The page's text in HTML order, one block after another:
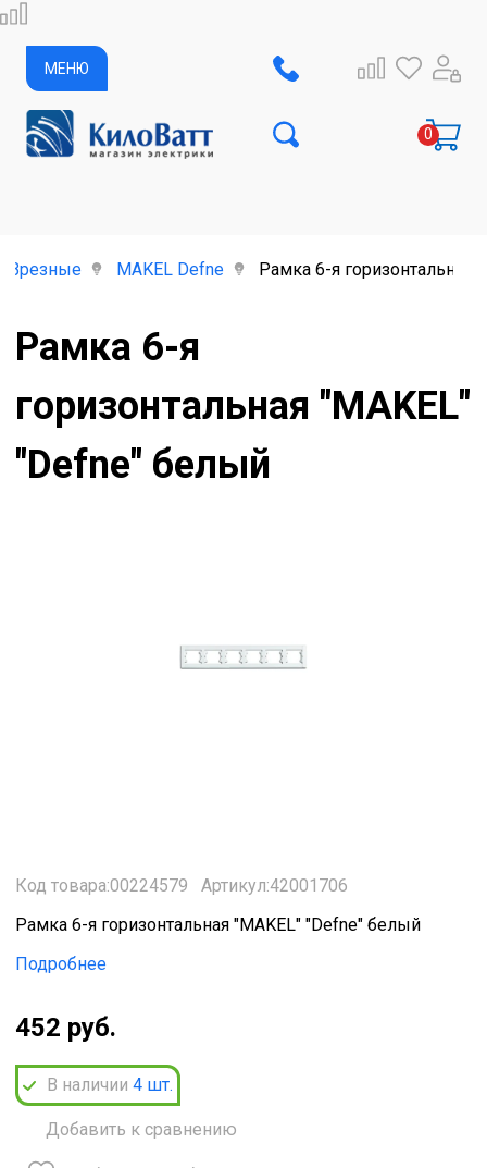
МЕНЮ
Врезные MAKEL Defne Рамка 6-я горизонтальная
Рамка 6-я
горизонтальная "MAKEL"
"Defne" белый
Код товара:00224579
Артикул:42001706
Рамка 6-я горизонтальная "MAKEL" "Defne" белый
Подробнее
452 руб.
В наличии 4 шт.
Добавить к сравнению